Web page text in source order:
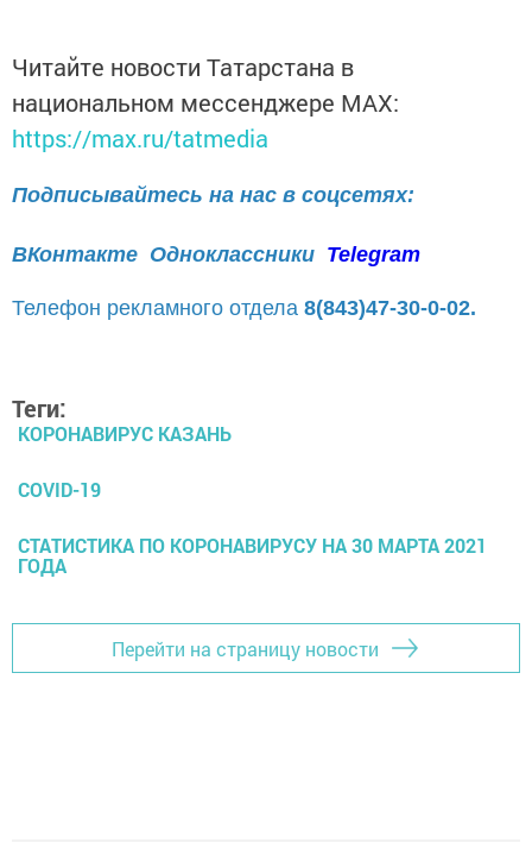
Читайте новости Татарстана в
национальном мессенджере MАХ:
https://max.ru/tatmedia
Подписывайтесь на нас в соцсетях:
ВКонтакте Одноклассники Telegram
Телефон рекламного отдела 8(843)47-30-0-02.
Теги:
КОРОНАВИРУС КАЗАНЬ
COVID-19
СТАТИСТИКА ПО КОРОНАВИРУСУ НА 30 МАРТА 2021
ГОДА
Перейти на страницу новости